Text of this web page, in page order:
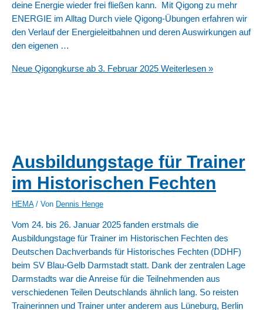
deine Energie wieder frei fließen kann. Mit Qigong zu mehr
ENERGIE im Alltag Durch viele Qigong-Übungen erfahren wir
den Verlauf der Energieleitbahnen und deren Auswirkungen auf
den eigenen …
Neue Qigongkurse ab 3. Februar 2025 Weiterlesen »
Ausbildungstage für Trainer
im Historischen Fechten
HEMA/ Von Dennis Henge
Vom 24. bis 26. Januar 2025 fanden erstmals die
Ausbildungstage für Trainer im Historischen Fechten des
Deutschen Dachverbands für Historisches Fechten (DDHF)
beim SV Blau-Gelb Darmstadt statt. Dank der zentralen Lage
Darmstadts war die Anreise für die Teilnehmenden aus
verschiedenen Teilen Deutschlands ähnlich lang. So reisten
Trainerinnen und Trainer unter anderem aus Lüneburg, Berlin